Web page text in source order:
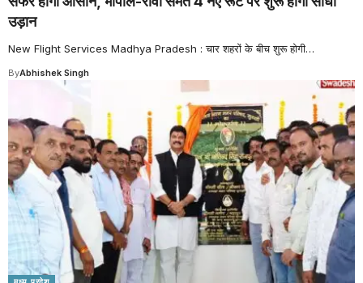
उड़ान
New Flight Services Madhya Pradesh : चार शहरों के बीच शुरू होगी…
ByAbhishek Singh